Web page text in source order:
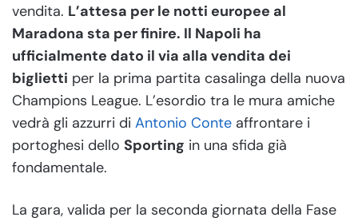
vendita. L’attesa per le notti europee al
Maradona sta per finire. Il Napoli ha
ufficialmente dato il via alla vendita dei
biglietti per la prima partita casalinga della nuova
Champions League. L’esordio tra le mura amiche
vedrà gli azzurri di Antonio Conte affrontare i
portoghesi dello Sporting in una sfida già
fondamentale.
La gara, valida per la seconda giornata della Fase